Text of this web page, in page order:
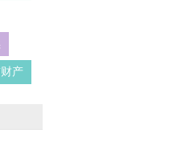
产